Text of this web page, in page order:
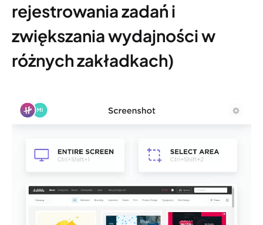
rejestrowania zadań i
zwiększania wydajności w
różnych zakładkach)